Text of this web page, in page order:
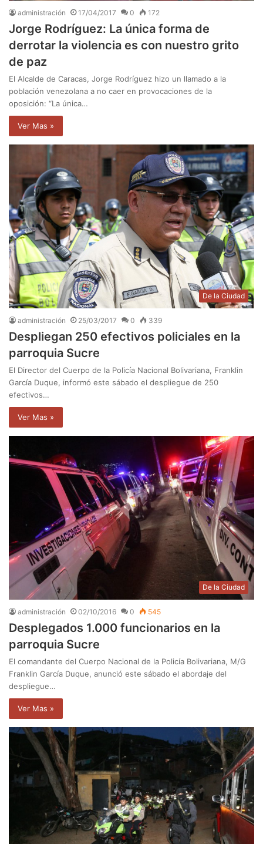
administración 17/04/2017 0 172
Jorge Rodríguez: La única forma de
derrotar la violencia es con nuestro grito
de paz
El Alcalde de Caracas, Jorge Rodríguez hizo un llamado a la
población venezolana a no caer en provocaciones de la
oposición: “La única…
Ver Mas »
De la Ciudad
administración 25/03/2017 0 339
Despliegan 250 efectivos policiales en la
parroquia Sucre
El Director del Cuerpo de la Policía Nacional Bolivariana, Franklin
García Duque, informó este sábado el despliegue de 250
efectivos…
Ver Mas »
De la Ciudad
administración 02/10/2016 0 545
Desplegados 1.000 funcionarios en la
parroquia Sucre
El comandante del Cuerpo Nacional de la Policía Bolivariana, M/G
Franklin García Duque, anunció este sábado el abordaje del
despliegue…
Ver Mas »